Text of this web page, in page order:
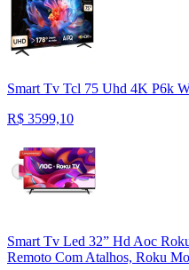
Smart Tv Tcl 75 Uhd 4K P6k
R$ 3599,10
Smart Tv Led 32” Hd Aoc
Remoto Com Atalhos, Roku